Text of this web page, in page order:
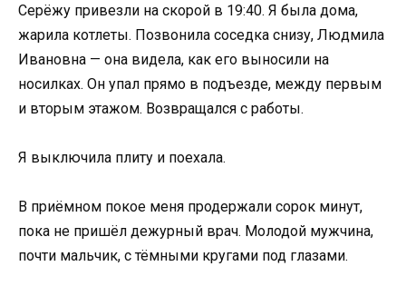
Серёжу привезли на скорой в 19:40. Я была дома,
жарила котлеты. Позвонила соседка снизу, Людмила
Ивановна — она видела, как его выносили на
носилках. Он упал прямо в подъезде, между первым
и вторым этажом. Возвращался с работы.
Я выключила плиту и поехала.
В приёмном покое меня продержали сорок минут,
пока не пришёл дежурный врач. Молодой мужчина,
почти мальчик, с тёмными кругами под глазами.